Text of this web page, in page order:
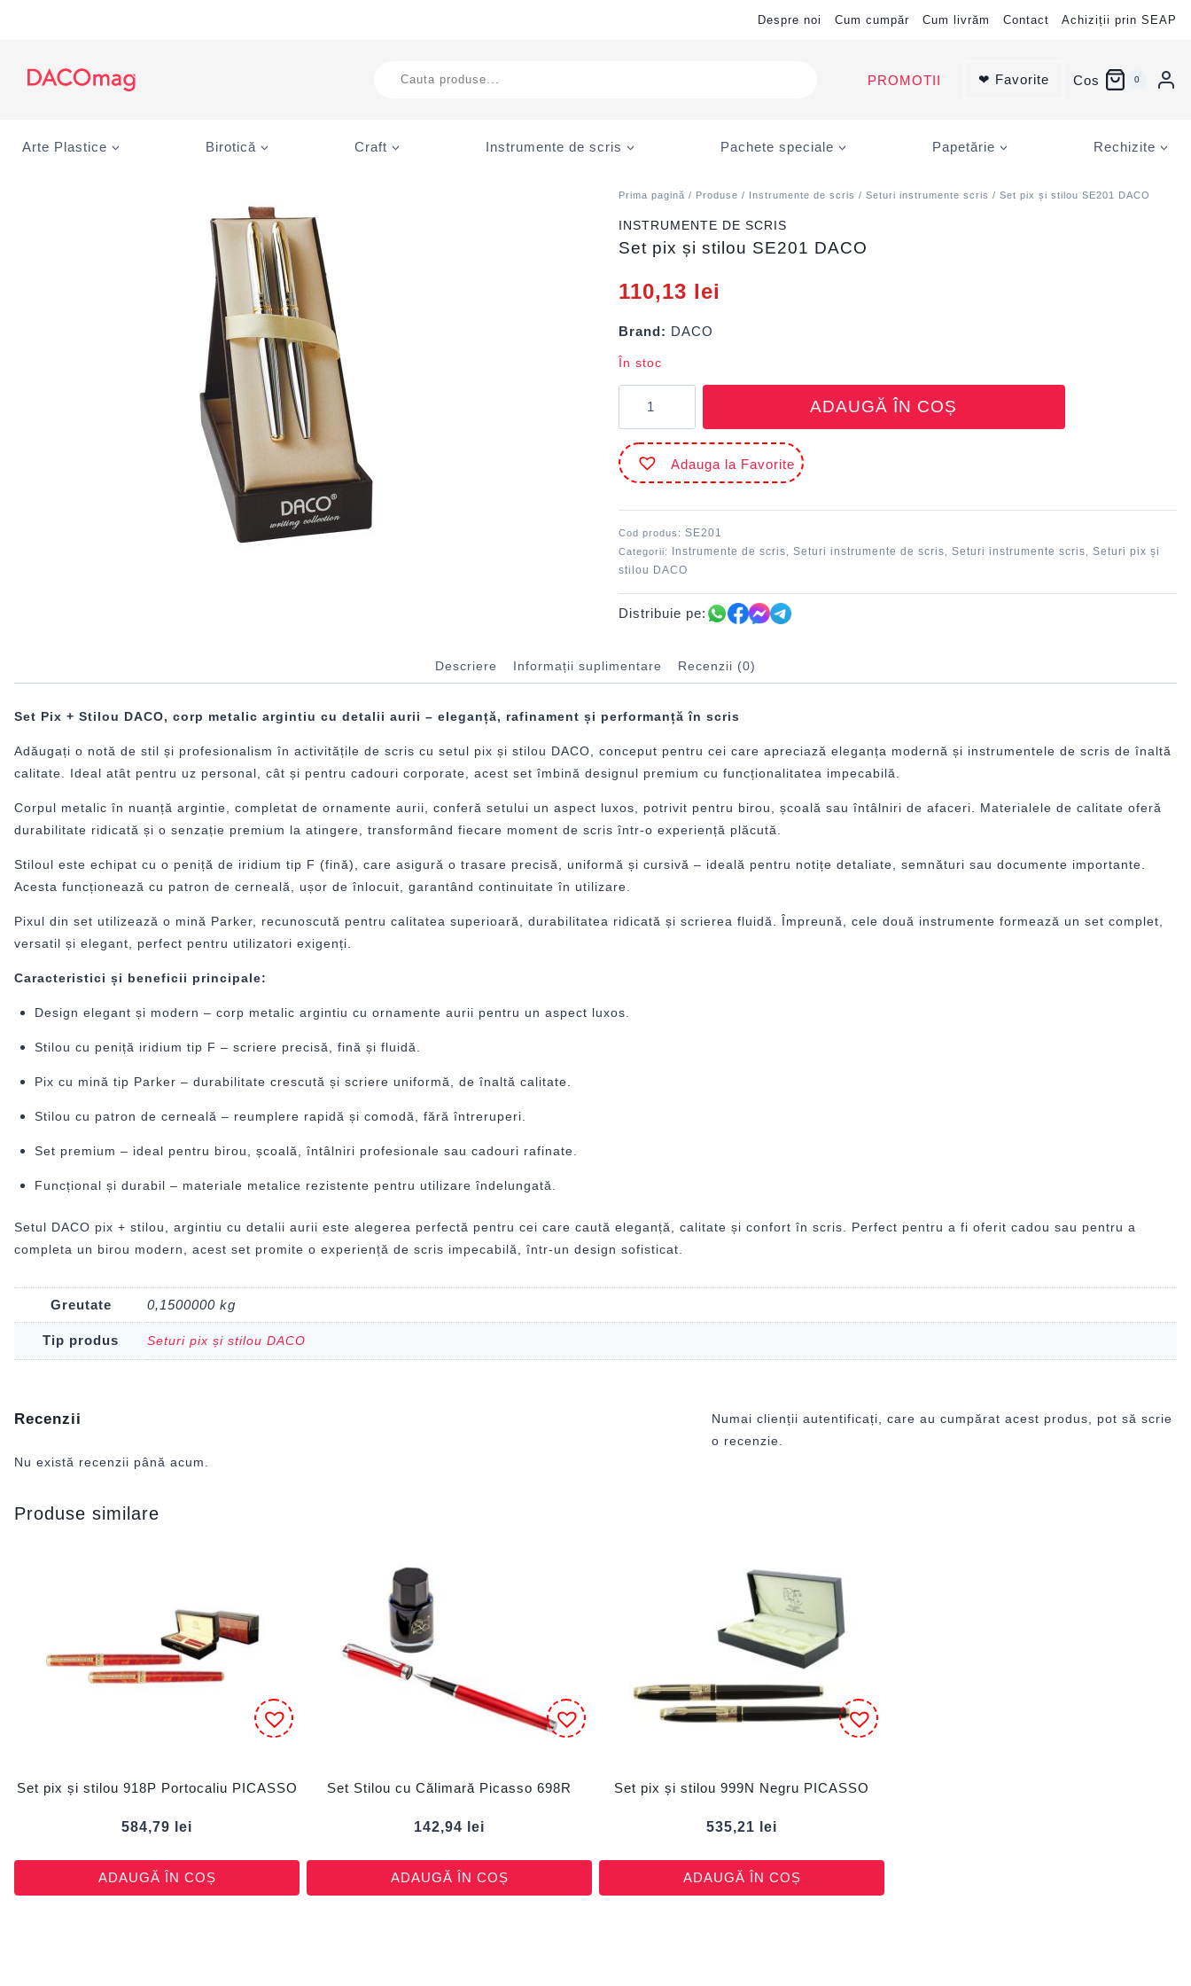
Despre noi Cum cumpăr Cum livrăm Contact Achiziții prin SEAP
search
PROMOTII ❤ Favorite Cos 0
Arte Plastice Birotică Craft Instrumente de scris Pachete speciale Papetărie Rechizite
Prima pagină / Produse / Instrumente de scris /Seturi instrumente scris / Set pix și stilou SE201 DACO
INSTRUMENTE DE SCRIS
Set pix și stilou SE201 DACO
110,13 lei
Brand: DACO
În stoc
pix
și
stilou
SE201
ADAUGĂ ÎN COȘ
Adauga la Favorite
Cod produs:SE201
Categorii: Instrumente de scris ,Seturi instrumente de scris ,Seturi instrumente scris ,Seturi pix și
stilou DACO
Distribuie pe:
Descriere Informații suplimentare Recenzii (0)
Set Pix + Stilou DACO, corp metalic argintiu cu detalii aurii – eleganță, rafinament și performanță în scris
Adăugați o notă de stil și profesionalism în activitățile de scris cu setul pix și stilou DACO, conceput pentru cei care apreciază eleganța modernă și instrumentele de scris de înaltă
calitate. Ideal atât pentru uz personal, cât și pentru cadouri corporate, acest set îmbină designul premium cu funcționalitatea impecabilă.
Corpul metalic în nuanță argintie, completat de ornamente aurii, conferă setului un aspect luxos, potrivit pentru birou, școală sau întâlniri de afaceri. Materialele de calitate oferă
durabilitate ridicată și o senzație premium la atingere, transformând fiecare moment de scris într-o experiență plăcută.
Stiloul este echipat cu o peniță de iridium tip F (fină), care asigură o trasare precisă, uniformă și cursivă – ideală pentru notițe detaliate, semnături sau documente importante.
Acesta funcționează cu patron de cerneală, ușor de înlocuit, garantând continuitate în utilizare.
Pixul din set utilizează o mină Parker, recunoscută pentru calitatea superioară, durabilitatea ridicată și scrierea fluidă. Împreună, cele două instrumente formează un set complet,
versatil și elegant, perfect pentru utilizatori exigenți.
Caracteristici și beneficii principale:
Design elegant și modern – corp metalic argintiu cu ornamente aurii pentru un aspect luxos.
Stilou cu peniță iridium tip F – scriere precisă, fină și fluidă.
Pix cu mină tip Parker – durabilitate crescută și scriere uniformă, de înaltă calitate.
Stilou cu patron de cerneală – reumplere rapidă și comodă, fără întreruperi.
Set premium – ideal pentru birou, școală, întâlniri profesionale sau cadouri rafinate.
Funcțional și durabil – materiale metalice rezistente pentru utilizare îndelungată.
Setul DACO pix + stilou, argintiu cu detalii aurii este alegerea perfectă pentru cei care caută eleganță, calitate și confort în scris. Perfect pentru a fi oferit cadou sau pentru a
completa un birou modern, acest set promite o experiență de scris impecabilă, într-un design sofisticat.
Greutate 0,1500000 kg
Tip produs Seturi pix și stilou DACO
Recenzii
Nu există recenzii până acum.
Numai clienții autentificați, care au cumpărat acest produs, pot să scrie
o recenzie.
Produse similare
Set pix și stilou 918P Portocaliu PICASSO
584,79 lei
ADAUGĂ ÎN COȘ
Set Stilou cu Călimară Picasso 698R
142,94 lei
ADAUGĂ ÎN COȘ
Set pix și stilou 999N Negru PICASSO
535,21 lei
ADAUGĂ ÎN COȘ